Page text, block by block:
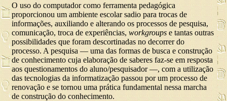
O uso do computador como ferramenta pedagógica
proporcionou um ambiente escolar sadio para trocas de
informações, auxiliando e alterando os processos de pesquisa,
comunicação, troca de experiências, workgroupse tantas outras
possibilidades que foram descortinadas no decorrer do
processo. A pesquisa — uma das formas de busca e construção
de conhecimento cuja elaboração de saberes faz-se em resposta
aos questionamentos do aluno/pesquisador —, com a utilização
das tecnologias da informatização passou por um processo de
renovação e se tornou uma prática fundamental nessa marcha
de construção do conhecimento.